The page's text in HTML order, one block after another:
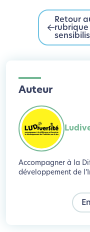
Retour
rubrique
Auteur
Accompagner à la
développement de